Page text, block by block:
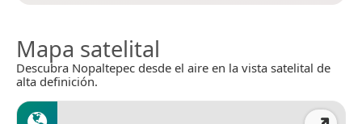
Mapa satelital
Descubra Nopaltepec desde el aire en la vista satelital de
alta definición.